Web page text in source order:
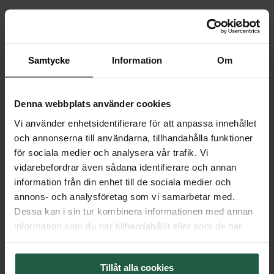
Samtycke Information Om
Denna webbplats använder cookies
Vi använder enhetsidentifierare för att anpassa innehållet
och annonserna till användarna, tillhandahålla funktioner
för sociala medier och analysera vår trafik. Vi
vidarebefordrar även sådana identifierare och annan
information från din enhet till de sociala medier och
annons- och analysföretag som vi samarbetar med.
Dessa kan i sin tur kombinera informationen med annan
information som du har tillhandahållit eller som de har
Tillåt alla cookies
Colorado/Correct 4 och 6
Sugpropp till ljuskälla (stark)